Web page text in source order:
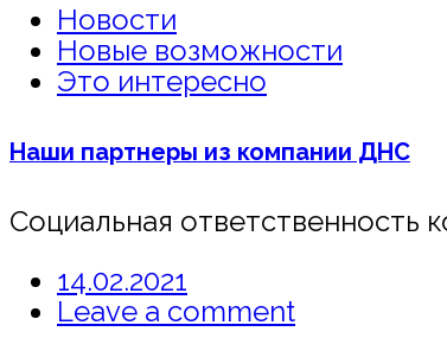
Новости
Новые возможности
Это интересно
Наши партнеры из компании ДНС
Социальная ответственность
14.02.2021
Leave a comment